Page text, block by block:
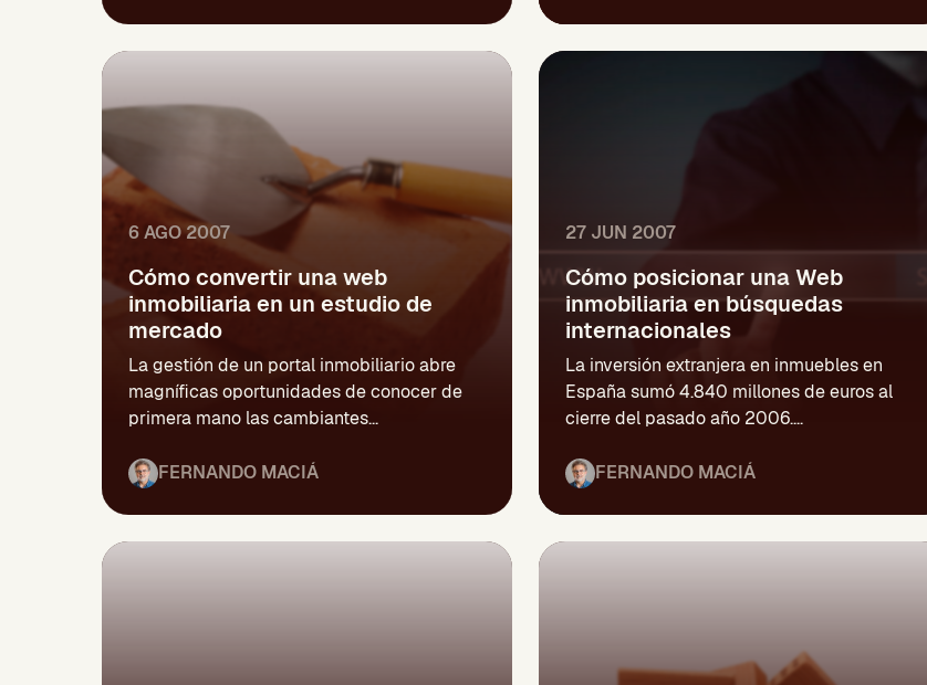
6 AGO 2007
Cómo convertir una web
inmobiliaria en un estudio de
mercado
La gestión de un portal inmobiliario abre
magníficas oportunidades de conocer de
primera mano las cambiantes...
FERNANDO MACIÁ
27 JUN 2007
Cómo posicionar una Web
inmobiliaria en búsquedas
internacionales
La inversión extranjera en inmuebles en
España sumó 4.840 millones de euros al
cierre del pasado año 2006....
FERNANDO MACIÁ